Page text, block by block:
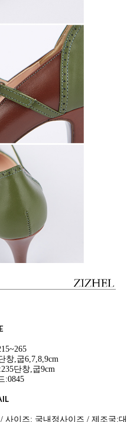
창,굽6,7,8,9cm
단창,굽9cm
:0845
사이즈: 국내정사이즈 / 제조국:대